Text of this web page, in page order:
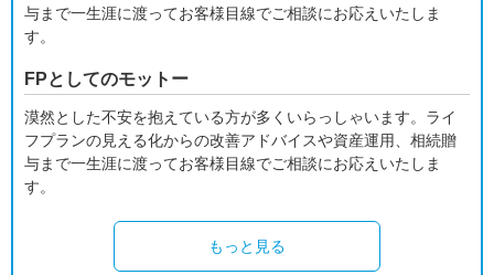
与まで一生涯に渡ってお客様目線でご相談にお応えいたしま
す。
FPとしてのモットー
漠然とした不安を抱えている方が多くいらっしゃいます。ライ
フプランの見える化からの改善アドバイスや資産運用、相続贈
与まで一生涯に渡ってお客様目線でご相談にお応えいたしま
す。
もっと見る